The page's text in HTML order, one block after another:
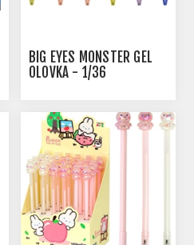
BIG EYES MONSTER GEL
OLOVKA - 1/36